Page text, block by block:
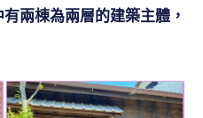
兩棟為兩層的建築主體，